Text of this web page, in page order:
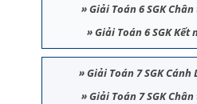
»Giải Toán 6 SGK
»Giải Toán 6 SGK Kết
»Giải Toán 7 SGK Cánh
»Giải Toán 7 SGK